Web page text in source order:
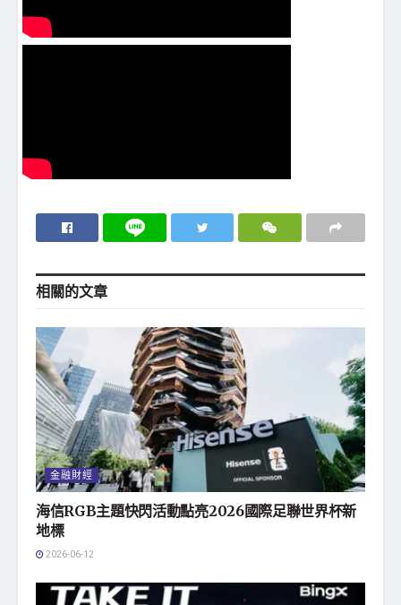
相關的文章
金融財經
海信RGB主題快閃活動點亮2026國際足聯世界杯新
地標
2026-06-12